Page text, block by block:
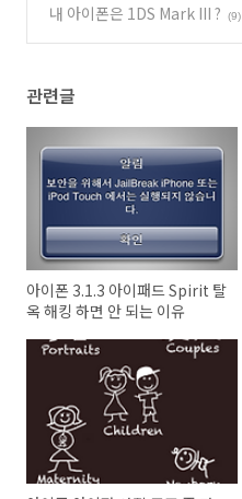
내 아이폰은 1DS Mark III ? (9)
관련글
아이폰 3.1.3 아이패드 Spirit 탈
옥 해킹 하면 안 되는 이유